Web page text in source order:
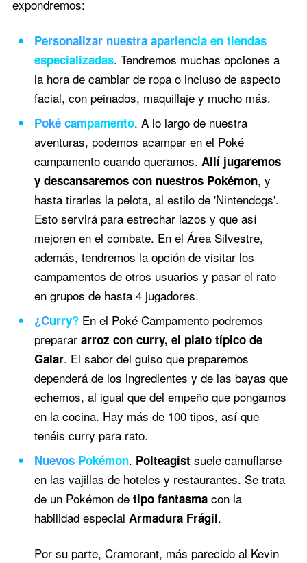
expondremos:
Personalizar nuestra apariencia en tiendas
especializadas. Tendremos muchas opciones a
la hora de cambiar de ropa o incluso de aspecto
facial, con peinados, maquillaje y mucho más.
Poké campamento. A lo largo de nuestra
aventuras, podemos acampar en el Poké
campamento cuando queramos. Allí jugaremos
y descansaremos con nuestros Pokémon, y
hasta tirarles la pelota, al estilo de 'Nintendogs'.
Esto servirá para estrechar lazos y que así
mejoren en el combate. En el Área Silvestre,
además, tendremos la opción de visitar los
campamentos de otros usuarios y pasar el rato
en grupos de hasta 4 jugadores.
¿Curry?En el Poké Campamento podremos
preparar arroz con curry, el plato típico de
Galar. El sabor del guiso que preparemos
dependerá de los ingredientes y de las bayas que
echemos, al igual que del empeño que pongamos
en la cocina. Hay más de 100 tipos, así que
tenéis curry para rato.
Nuevos Pokémon. Polteagistsuele camuflarse
en las vajillas de hoteles y restaurantes. Se trata
de un Pokémon de tipo fantasmacon la
habilidad especial Armadura Frágil.
Por su parte, Cramorant, más parecido al Kevin